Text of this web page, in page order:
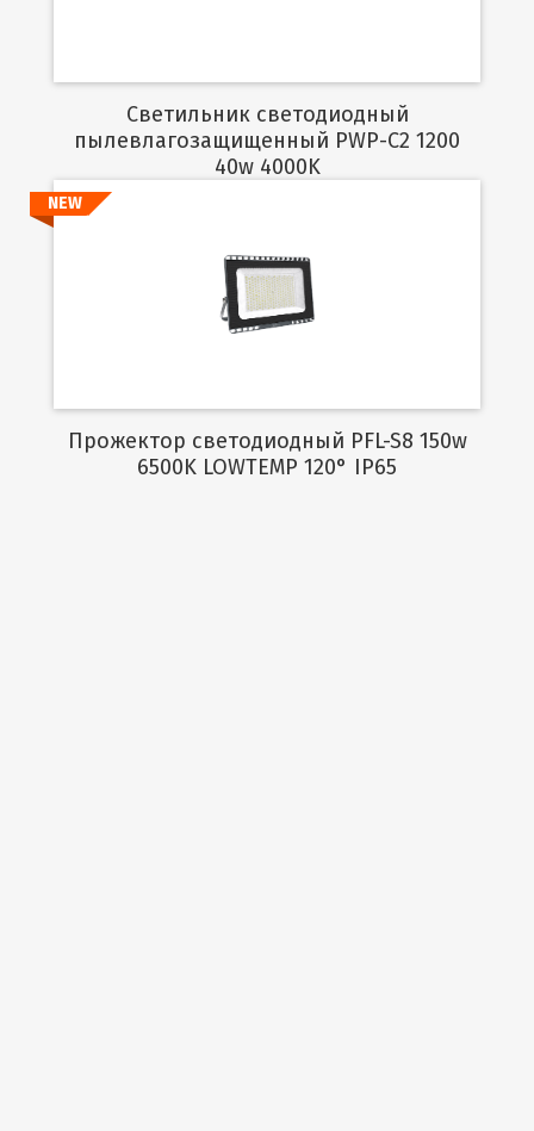
Светильник светодиодный
пылевлагозащищенный PWP-C2 1200
40w 4000K
Подробнее
NEW
Прожектор светодиодный PFL-S8 150w
6500K LOWTEMP 120° IP65